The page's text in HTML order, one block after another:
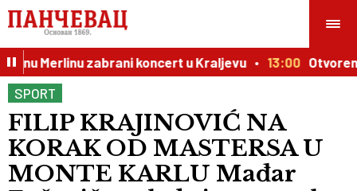
Merlinu zabrani koncert u Kraljevu 13:00 Otvoren
SPORT
FILIP KRAJINOVIĆ NA
KORAK OD MASTERSA U
MONTE KARLU Mađar